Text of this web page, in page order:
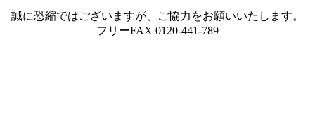
誠に恐縮ではございますが、ご協力をお願いいたします。
フリーFAX 0120-441-789